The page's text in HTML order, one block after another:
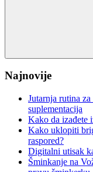
Najnovije
Jutarnja rutina
suplementacija
Kako da izađete
Kako uklopiti
raspored?
Digitalni utisak
Šminkanje na